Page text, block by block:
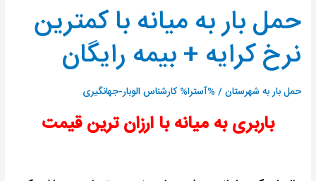
حمل بار به میانه با کمترین
نرخ کرایه + بیمه رایگان
حمل بار به شهرستان/ %آسترا% کارشناس الوبار-جهانگیری
باربری به میانه با ارزان ترین قیمت
حمل
بار
به
میانه
کمترین